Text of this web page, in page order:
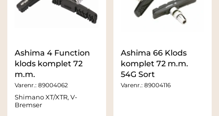
Ashima 4 Function
klods komplet 72
m.m.
Varenr.: 89004062
Shimano XT/XTR, V-
Bremser
Ashima 66 Klods
komplet 72 m.m.
54G Sort
Varenr.: 89004116